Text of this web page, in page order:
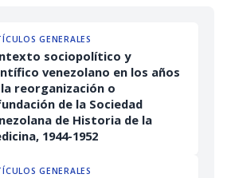
GENERALES
sociopolítico y
venezolano en los años
reorganización o
de la Sociedad
de Historia de la
1944-1952
GENERALES